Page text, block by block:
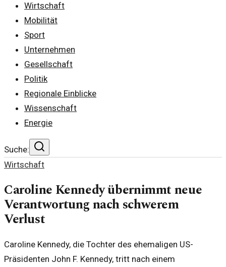
Wirtschaft
Mobilität
Sport
Unternehmen
Gesellschaft
Politik
Regionale Einblicke
Wissenschaft
Energie
Suche:
Wirtschaft
Caroline Kennedy übernimmt neue
Verantwortung nach schwerem
Verlust
Caroline Kennedy, die Tochter des ehemaligen US-
Präsidenten John F. Kennedy, tritt nach einem